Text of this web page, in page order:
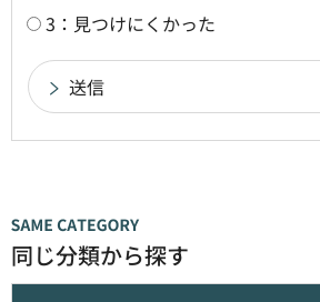
3：見つけにくかった
同じ分類から探す